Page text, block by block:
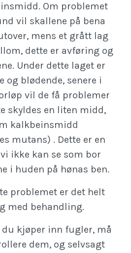
Om problemet
vil skallene på bena
mens et grått lag
dette er avføring og
Under dette laget er
og blødende, senere i
vil de få problemer
skyldes en liten midd,
kalkbeinsmidd
mutans) . Dette er en
ikke kan se som bor
i huden på hønas ben.
problemet er det helt
med behandling.
du kjøper inn fugler, må
dem, og selvsagt